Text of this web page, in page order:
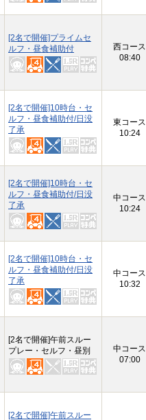
[2名で開催]プライムセ
ルフ・昼食補助付
西コース
08:40
[2名で開催]10時台・セ
ルフ・昼食補助付/日没
了承
東コース
10:24
[2名で開催]10時台・セ
ルフ・昼食補助付/日没
了承
中コース
10:24
[2名で開催]10時台・セ
ルフ・昼食補助付/日没
了承
中コース
10:32
[2名で開催]午前スルー
プレー・セルフ・昼別
中コース
07:00
[2名で開催]午前スルー